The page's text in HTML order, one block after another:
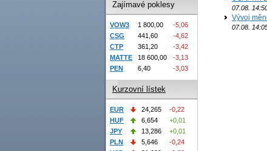
07.08.
Vývoj
07.08.
Zajímavé poklesy
VOW3 1 800,00
-5,06
CSG
441,60
-4,62
CTP
361,20
-3,42
MATTE
18 600,00
-3,13
PEN
6,40 -3,03
Kurzovní lístek
EUR 24,265
-0,22
HUF
6,654
+0,01
JPY
13,286
+0,01
PLN
5,646
-0,24